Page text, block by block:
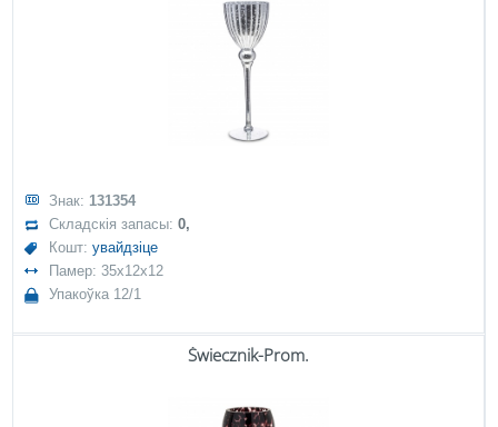
Знак: 131354
Складскія запасы:0,
Кошт:увайдзіце
Памер: 35x12x12
Упакоўка 12/1
Świecznik-Prom.